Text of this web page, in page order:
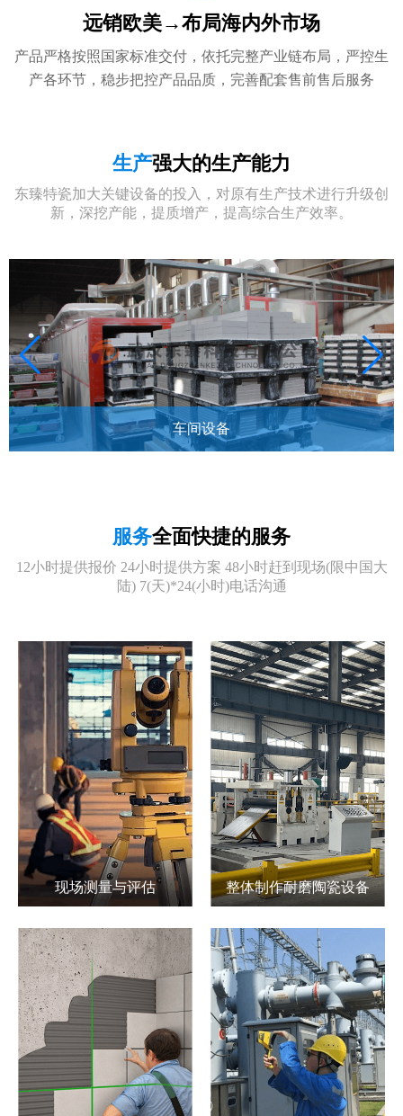
远销欧美→布局海内外市场
产品严格按照国家标准交付，依托完整产业链布局，严控生
产各环节，稳步把控产品品质，完善配套售前售后服务
生产强大的生产能力
东臻特瓷加大关键设备的投入，对原有生产技术进行升级创
新，深挖产能，提质增产，提高综合生产效率。
车间设备
服务全面快捷的服务
12小时提供报价 24小时提供方案 48小时赶到现场(限中国大
陆) 7(天)*24(小时)电话沟通
现场测量与评估 整体制作耐磨陶瓷设备